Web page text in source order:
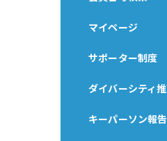
マイページ
サポーター制度
ダイバーシティ
キーパーソン報告